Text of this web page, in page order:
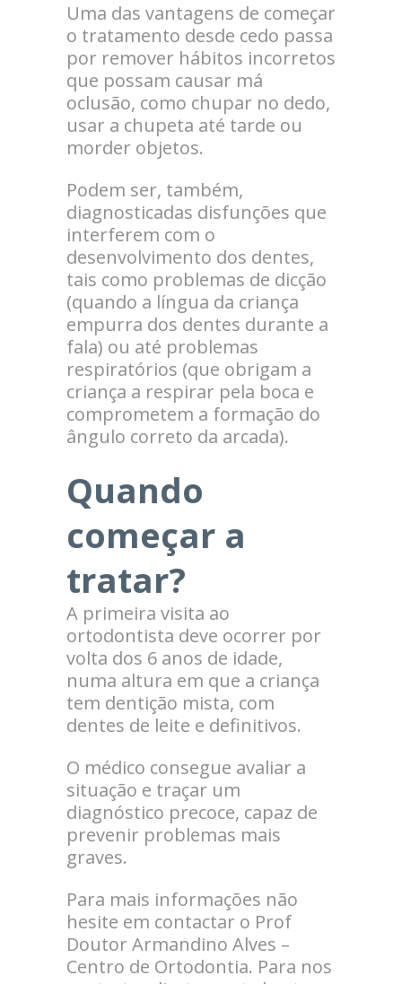
Uma das vantagens de começar
o tratamento desde cedo passa
por remover hábitos incorretos
que possam causar má
oclusão, como chupar no dedo,
usar a chupeta até tarde ou
morder objetos.
Podem ser, também,
diagnosticadas disfunções que
interferem com o
desenvolvimento dos dentes,
tais como problemas de dicção
(quando a língua da criança
empurra dos dentes durante a
fala) ou até problemas
respiratórios (que obrigam a
criança a respirar pela boca e
comprometem a formação do
ângulo correto da arcada).
Quando
começar a
tratar?
A primeira visita ao
ortodontista deve ocorrer por
volta dos 6 anos de idade,
numa altura em que a criança
tem dentição mista, com
dentes de leite e definitivos.
O médico consegue avaliar a
situação e traçar um
diagnóstico precoce, capaz de
prevenir problemas mais
graves.
Para mais informações não
hesite em contactar o Prof
Doutor Armandino Alves –
Centro de Ortodontia. Para nos